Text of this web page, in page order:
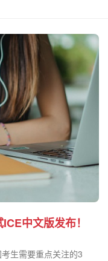
中文版发布！
生需要重点关注的3